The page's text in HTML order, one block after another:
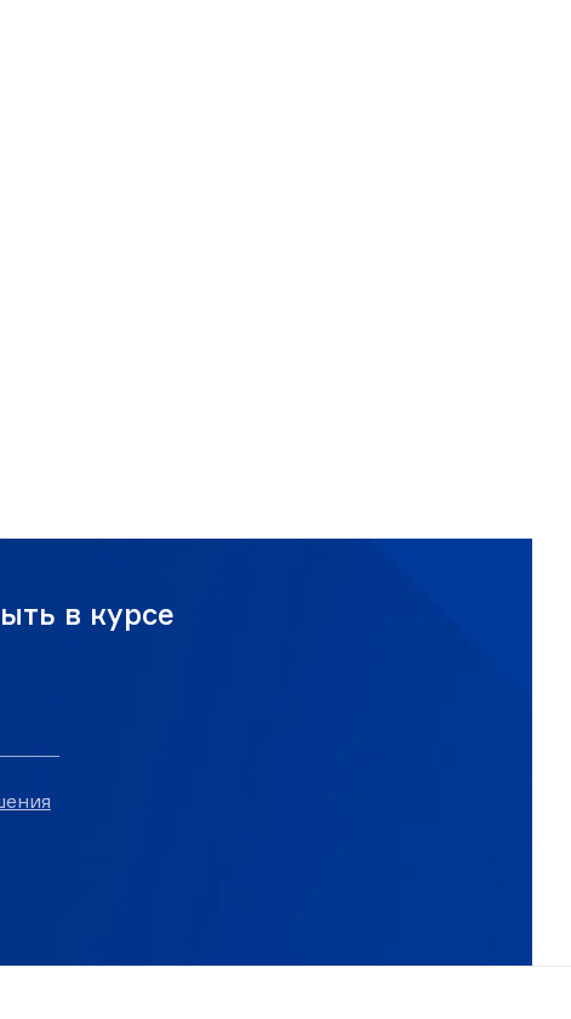
в курсе